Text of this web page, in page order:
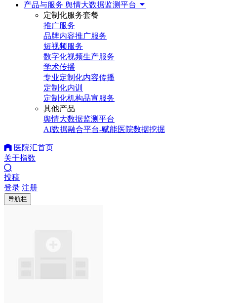
产品与服务 舆情大数据监测平台
定制化服务套餐
推广服务
品牌内容推广服务
短视频服务
数字化视频生产服务
学术传播
专业定制化内容传播
定制化内训
定制化机构品宣服务
其他产品
舆情大数据监测平台
AI数据融合平台-赋能医院数据挖掘
医院汇首页
关于指数
投稿
登录 注册
导航栏